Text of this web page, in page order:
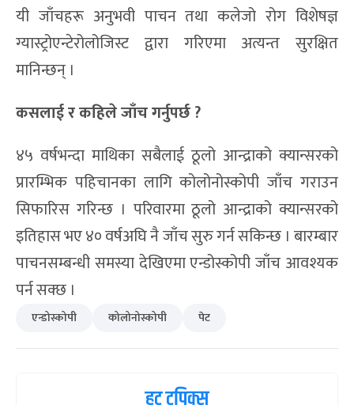
यी जाँचहरू अनुभवी पाचन तथा कलेजो रोग विशेषज्ञ
ग्यास्ट्रोएन्टेरोलोजिस्ट द्वारा गरिएमा अत्यन्त सुरक्षित
मानिन्छन् ।
कसलाई र कहिले जाँच गर्नुपर्छ ?
४५ वर्षभन्दा माथिका सबैलाई ठूलो आन्द्राको क्यान्सरको
प्रारम्भिक पहिचानका लागि कोलोनोस्कोपी जाँच गराउन
सिफारिस गरिन्छ । परिवारमा ठूलो आन्द्राको क्यान्सरको
इतिहास भए ४० वर्षअघि नै जाँच सुरु गर्न सकिन्छ । बारम्बार
पाचनसम्बन्धी समस्या देखिएमा एन्डोस्कोपी जाँच आवश्यक
पर्न सक्छ ।
एन्डोस्कोपी कोलोनोस्कोपी पेट